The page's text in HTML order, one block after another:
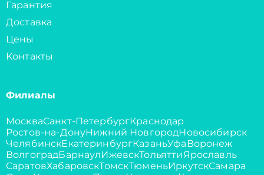
Гарантия
Доставка
Цены
Контакты
Филиалы
МоскваСанкт-ПетербургКраснодар
Ростов-на-ДонуНижний НовгородНовосибирск
ЧелябинскЕкатеринбургКазаньУфаВоронеж
ВолгоградБарнаулИжевскТольяттиЯрославль
СаратовХабаровскТомскТюменьИркутскСамара